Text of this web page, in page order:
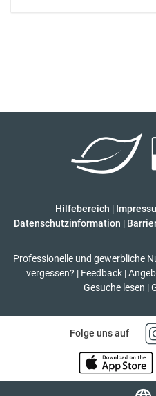
Hilfebereich |
Datenschutzinformation |
Professionelle und gewerbliche
vergessen? | Feedback |
Gesuche lesen |
Folge uns auf